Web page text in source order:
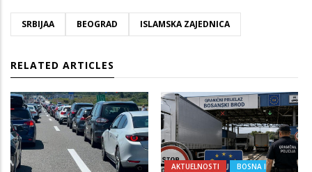
SRBIJAA BEOGRAD ISLAMSKA ZAJEDNICA
RELATED ARTICLES
AKTUELNOSTI
BOSNA I